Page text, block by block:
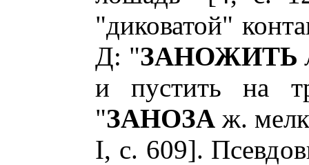
"диковатой"
Д: "ЗАНОЖИТЬ
и пустить на
"ЗАНОЗА ж.
I, с. 609].